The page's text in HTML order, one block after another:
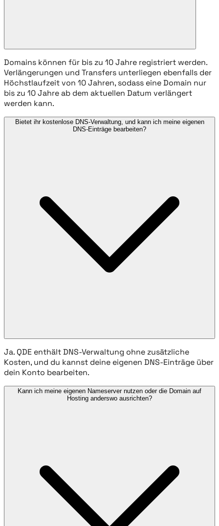
Domains können für bis zu 10 Jahre registriert werden.
Verlängerungen und Transfers unterliegen ebenfalls der
Höchstlaufzeit von 10 Jahren, sodass eine Domain nur
bis zu 10 Jahre ab dem aktuellen Datum verlängert
werden kann.
Bietet ihr kostenlose DNS-Verwaltung, und kann ich meine eigenen
DNS-Einträge bearbeiten?
Ja. QDE enthält DNS-Verwaltung ohne zusätzliche
Kosten, und du kannst deine eigenen DNS-Einträge über
dein Konto bearbeiten.
Kann ich meine eigenen Nameserver nutzen oder die Domain auf
Hosting anderswo ausrichten?